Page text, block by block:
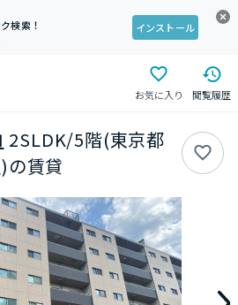
検索！
インストール
お気に入り 閲覧履歴
2SLDK/5階(東京都
の賃貸